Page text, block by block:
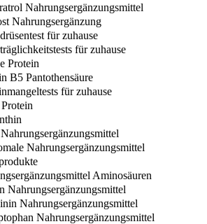
Nahrungsergänzungsmittel
Nahrungsergänzung
für zuhause
für zuhause
Protein
B5 Pantothensäure
für zuhause
Nahrungsergänzungsmittel
Aminosäuren
Nahrungsergänzungsmittel
Nahrungsergänzungsmittel
Nahrungsergänzungsmittel